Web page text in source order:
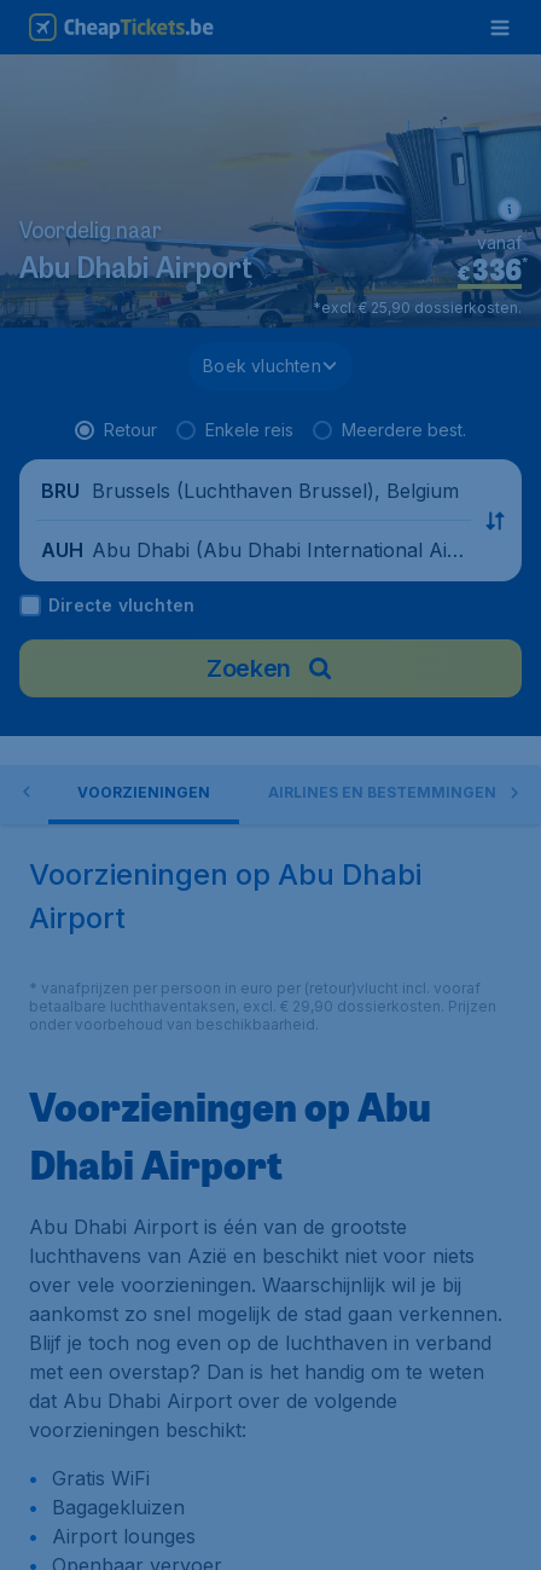
Voordelig naar
Abu Dhabi Airport €336*
vanaf
*excl. € 25,90 dossierkosten.
Boek vluchten
Retour Enkele reis Meerdere best.
BRU Brussels (Luchthaven Brussel), Belgium
AUH Abu Dhabi (Abu Dhabi International Airp
ort), United Arab Emirates
Directe vluchten
Zoeken
VOORZIENINGEN AIRLINES EN BESTEMMINGEN
Voorzieningen op Abu Dhabi
Airport
* vanafprijzen per persoon in euro per (retour)vlucht incl. vooraf
betaalbare luchthaventaksen, excl. € 29,90 dossierkosten. Prijzen
onder voorbehoud van beschikbaarheid.
Voorzieningen op Abu
Dhabi Airport
Abu Dhabi Airport is één van de grootste
luchthavens van Azië en beschikt niet voor niets
over vele voorzieningen. Waarschijnlijk wil je bij
aankomst zo snel mogelijk de stad gaan verkennen.
Blijf je toch nog even op de luchthaven in verband
met een overstap? Dan is het handig om te weten
dat Abu Dhabi Airport over de volgende
voorzieningen beschikt:
Gratis WiFi
Bagagekluizen
Airport lounges
Openbaar vervoer